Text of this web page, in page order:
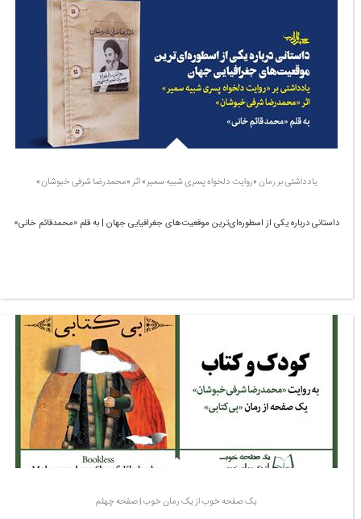
یادداشتی بر رمان «روایت دلخواه پسری شبیه سمیر» اثر «محمدرضا شرفی خبوشان»
داستانی درباره یکی از اسطوره‌ای‌ترین موقعیت‌های جغرافیایی جهان | به قلم «محمدقائم خانی»
یک صفحه خوب از یک رمان خوب | صفحه چهلم